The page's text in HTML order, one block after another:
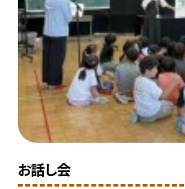
お話し会